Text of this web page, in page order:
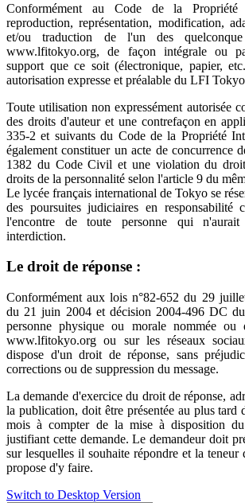
Conformément au Code de la Propriété
reproduction, représentation, modification,
et/ou traduction de l'un des
www.lfitokyo.org, de façon intégrale ou
support que ce soit (électronique, papier,
autorisation expresse et préalable du LFI
Toute utilisation non expressément autorisée
des droits d'auteur et une contrefaçon en
335-2 et suivants du Code de la Propriété
également constituer un acte de concurrence
1382 du Code Civil et une violation du
droits de la personnalité selon l'article 9 du
Le lycée français international de Tokyo se
des poursuites judiciaires en responsabilité
l'encontre de toute personne qui n'aurait
interdiction.
Le droit de réponse :
Conformément aux lois n°82-652 du 29
du 21 juin 2004 et décision 2004-496 DC
personne physique ou morale nommée ou
www.lfitokyo.org ou sur les réseaux
dispose d'un droit de réponse, sans
corrections ou de suppression du message.
La demande d'exercice du droit de réponse,
la publication, doit être présentée au plus tard
mois à compter de la mise à disposition
justifiant cette demande. Le demandeur doit
sur lesquelles il souhaite répondre et la teneur
propose d'y faire.
Switch to Desktop Version